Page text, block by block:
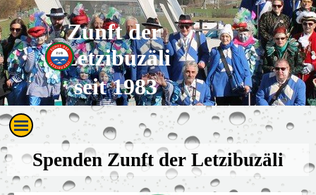
Direkt zum Seiteninhalt
Zunft der
Letzibuzäli
seit 1983
Menü überspringen
Spenden Zunft der Letzibuzäli